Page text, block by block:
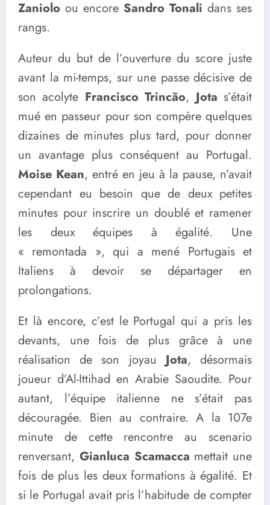
Zaniolo ou encore Sandro Tonali dans ses
rangs.
Auteur du but de l’ouverture du score juste
avant la mi-temps, sur une passe décisive de
son acolyte Francisco Trincão,Jota s’était
mué en passeur pour son compère quelques
dizaines de minutes plus tard, pour donner
un avantage plus conséquent au Portugal.
Moise Kean, entré en jeu à la pause, n’avait
cependant eu besoin que de deux petites
minutes pour inscrire un doublé et ramener
les deux équipes à égalité. Une
« remontada », qui a mené Portugais et
Italiens à devoir se départager en
prolongations.
Et là encore, c’est le Portugal qui a pris les
devants, une fois de plus grâce à une
réalisation de son joyauJota, désormais
joueur d’Al-Ittihad en Arabie Saoudite. Pour
autant, l’équipe italienne ne s’était pas
découragée. Bien au contraire. A la 107e
minute de cette rencontre au scenario
renversant, Gianluca Scamacca mettait une
fois de plus les deux formations à égalité. Et
si le Portugal avait pris l’habitude de compter